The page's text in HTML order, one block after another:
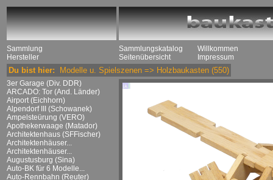
Sammlung
Hersteller
Sammlungskatalog
Seitenübersicht
Willkommen
Impressum
Du bist hier: Modelle u. Spielszenen => Holzbaukasten (550)
3er Garage (Div. DDR)
ARCADO: Tor (And. Länder)
Airport (Eichhorn)
Alpendorf III (Schowanek)
Ampelsteürung (VERO)
Apothekerwaage (Matador)
Architektenhaus (SFFischer)
Architektenhäuser...
Architektenhäuser...
Augustusburg (Sina)
Auto-BK für 6 Modelle...
Auto-Rennbahn (Reuter)